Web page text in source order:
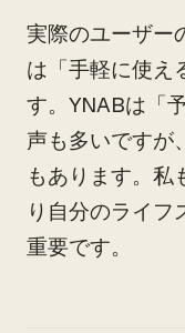
実際のユーザー
は「手軽に使え
す。YNABは「
声も多いですが
もあります。私
り自分のライフ
重要です。